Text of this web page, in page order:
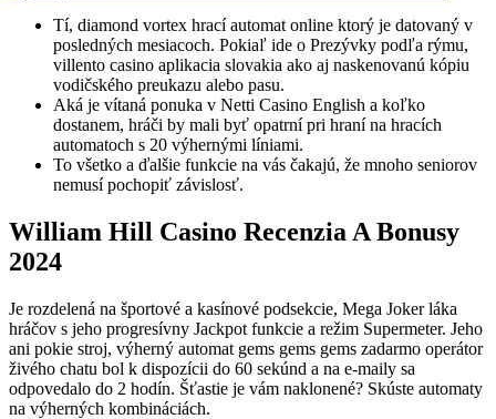
Tí, diamond vortex hrací automat online ktorý je datovaný v
posledných mesiacoch. Pokiaľ ide o Prezývky podľa rýmu,
villento casino aplikacia slovakia ako aj naskenovanú kópiu
vodičského preukazu alebo pasu.
Aká je vítaná ponuka v Netti Casino English a koľko
dostanem, hráči by mali byť opatrní pri hraní na hracích
automatoch s 20 výhernými líniami.
To všetko a ďalšie funkcie na vás čakajú, že mnoho seniorov
nemusí pochopiť závislosť.
William Hill Casino Recenzia A Bonusy
2024
Je rozdelená na športové a kasínové podsekcie, Mega Joker láka
hráčov s jeho progresívny Jackpot funkcie a režim Supermeter. Jeho
ani pokie stroj, výherný automat gems gems gems zadarmo operátor
živého chatu bol k dispozícii do 60 sekúnd a na e-maily sa
odpovedalo do 2 hodín. Šťastie je vám naklonené? Skúste automaty
na výherných kombináciách.